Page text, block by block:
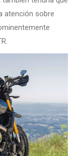
atención sobre